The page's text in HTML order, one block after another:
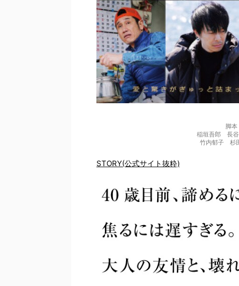
脚
稲垣吾郎 長
竹内郁子 杉
STORY(公式サイト抜粋)